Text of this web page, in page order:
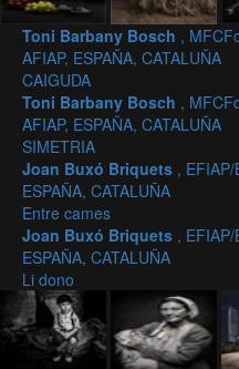
Toni Barbany Bosch ,
AFIAP, ESPAÑA, CATALUÑA
CAIGUDA
Toni Barbany Bosch ,
AFIAP, ESPAÑA, CATALUÑA
SIMETRIA
Joan Buxó Briquets ,
ESPAÑA, CATALUÑA
Entre cames
Joan Buxó Briquets ,
ESPAÑA, CATALUÑA
Li dono